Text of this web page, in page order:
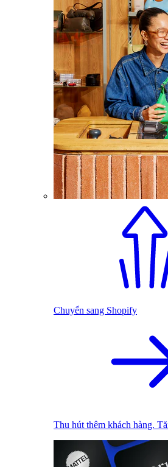
Chuyển sang Shopify
Thu hút thêm khách hàng.